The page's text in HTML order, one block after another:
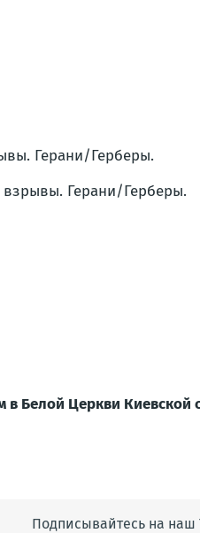
Герани/Герберы.
взрывы. Герани/Герберы.
в Белой Церкви Киевской
Подписывайтесь на наш